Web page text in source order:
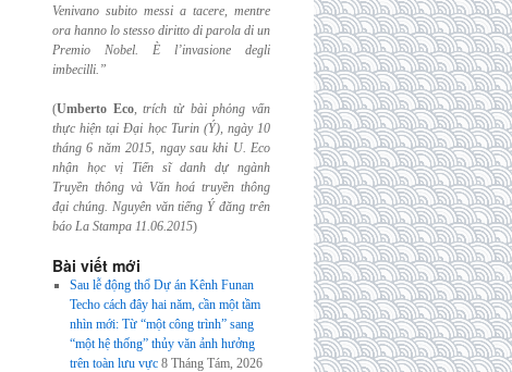
Venivano subito messi a tacere, mentre
ora hanno lo stesso diritto di parola di un
Premio Nobel. È l’invasione degli
imbecilli.”
(Umberto Eco,trích từ bài phỏng vấn
thực hiện tại Đại học Turin (Ý), ngày 10
tháng 6 năm 2015, ngay sau khi U. Eco
nhận học vị Tiến sĩ danh dự ngành
Truyền thông và Văn hoá truyền thông
đại chúng. Nguyên văn tiếng Ý đăng trên
báo La Stampa 11.06.2015)
Bài viết mới
Sau lễ động thổ Dự án Kênh Funan
Techo cách đây hai năm, cần một tầm
nhìn mới: Từ “một công trình” sang
“một hệ thống” thủy văn ảnh hưởng
trên toàn lưu vực 8 Tháng Tám, 2026